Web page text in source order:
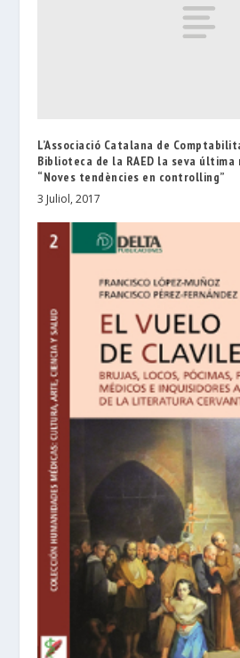
L’Associació Catalana de
Biblioteca de la RAED la seva
“Noves tendències en controlling”
3 Juliol, 2017